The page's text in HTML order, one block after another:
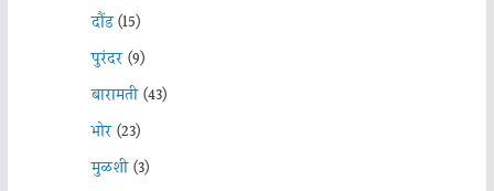
दौंड(15)
पुरंदर(9)
बारामती(43)
भोर(23)
मुळशी(3)